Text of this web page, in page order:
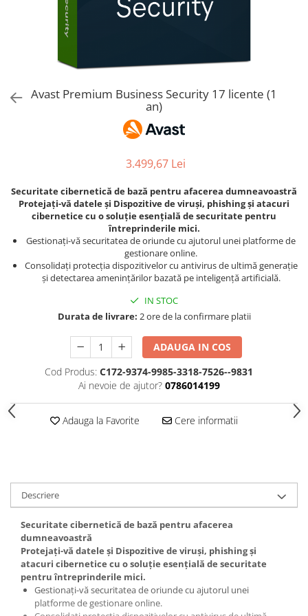
AVAST Driver Updater
AVAST SecureLine VPN
AVAST AntiTrack Premium
Avast Premium Business Security 17 licente (1
an)
3.499,67 Lei
Securitate cibernetică de bază pentru afacerea dumneavoastră
Protejați-vă datele și Dispozitive de viruși, phishing și atacuri
cibernetice cu o soluție esențială de securitate pentru
întreprinderile mici.
Gestionați-vă securitatea de oriunde cu ajutorul unei platforme de
gestionare online.
Consolidați protecția dispozitivelor cu antivirus de ultimă generație
și detectarea amenințărilor bazată pe inteligență artificială.
IN STOC
Durata de livrare: 2 ore de la confirmare platii
ADAUGA IN COS
Cod Produs: C172-9374-9985-3318-7526--9831
Ai nevoie de ajutor? 0786014199
Adauga la Favorite Cere informatii
Descriere
Securitate cibernetică de bază pentru afacerea
dumneavoastră
Protejați-vă datele și Dispozitive de viruși, phishing și
atacuri cibernetice cu o soluție esențială de securitate
pentru întreprinderile mici.
Gestionați-vă securitatea de oriunde cu ajutorul unei
platforme de gestionare online.